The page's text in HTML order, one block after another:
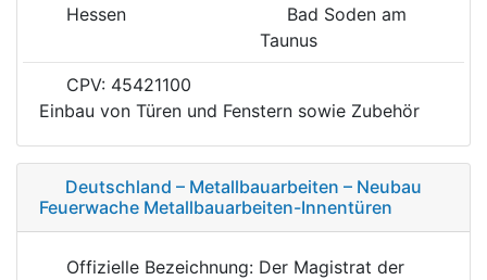
Hessen
Bad Soden am
Taunus
CPV: 45421100
Einbau von Türen und Fenstern sowie Zubehör
Deutschland – Metallbauarbeiten – Neubau
Feuerwache Metallbauarbeiten-Innentüren
Offizielle Bezeichnung: Der Magistrat der